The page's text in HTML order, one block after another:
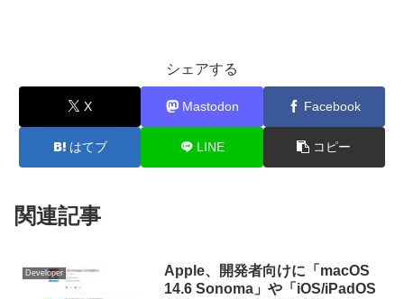
シェアする
X Mastodon Facebook
はてブ LINE コピー
関連記事
Developer
Apple、開発者向けに「macOS
14.6 Sonoma」や「iOS/iPadOS